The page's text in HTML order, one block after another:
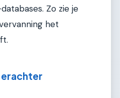
Zo zie je
het
erachter